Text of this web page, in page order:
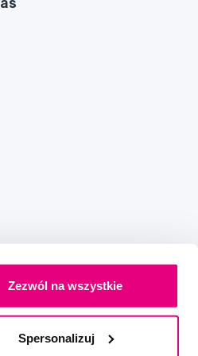
Zezwól na wszystkie
Spersonalizuj